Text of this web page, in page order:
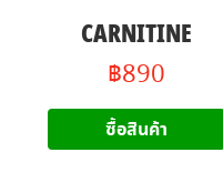
CARNITINE
฿890
ซื้อสินค้า